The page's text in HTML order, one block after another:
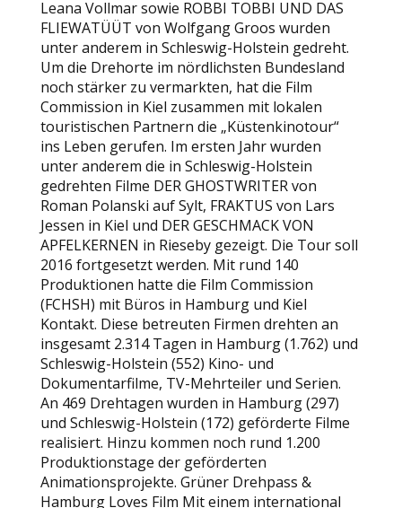
Leana Vollmar sowie ROBBI TOBBI UND DAS
FLIEWATÜÜT von Wolfgang Groos wurden
unter anderem in Schleswig-Holstein gedreht.
Um die Drehorte im nördlichsten Bundesland
noch stärker zu vermarkten, hat die Film
Commission in Kiel zusammen mit lokalen
touristischen Partnern die „Küstenkinotour“
ins Leben gerufen. Im ersten Jahr wurden
unter anderem die in Schleswig-Holstein
gedrehten Filme DER GHOSTWRITER von
Roman Polanski auf Sylt, FRAKTUS von Lars
Jessen in Kiel und DER GESCHMACK VON
APFELKERNEN in Rieseby gezeigt. Die Tour soll
2016 fortgesetzt werden. Mit rund 140
Produktionen hatte die Film Commission
(FCHSH) mit Büros in Hamburg und Kiel
Kontakt. Diese betreuten Firmen drehten an
insgesamt 2.314 Tagen in Hamburg (1.762) und
Schleswig-Holstein (552) Kino- und
Dokumentarfilme, TV-Mehrteiler und Serien.
An 469 Drehtagen wurden in Hamburg (297)
und Schleswig-Holstein (172) geförderte Filme
realisiert. Hinzu kommen noch rund 1.200
Produktionstage der geförderten
Animationsprojekte. Grüner Drehpass &
Hamburg Loves Film Mit einem international